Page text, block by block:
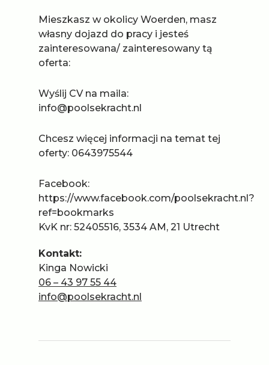
Mieszkasz w okolicy Woerden, masz
własny dojazd do pracy i jesteś
zainteresowana/ zainteresowany tą
oferta:
Wyślij CV na maila:
info@poolsekracht.nl
Chcesz więcej informacji na temat tej
oferty: 0643975544
Facebook:
https://www.facebook.com/poolsekracht.nl?
ref=bookmarks
KvK nr: 52405516, 3534 AM, 21 Utrecht
Kontakt:
Kinga Nowicki
06 – 43 97 55 44
info@poolsekracht.nl